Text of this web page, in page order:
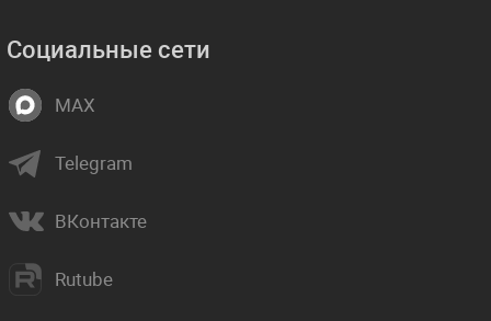
Социальные сети
MAX
Telegram
ВКонтакте
Rutube